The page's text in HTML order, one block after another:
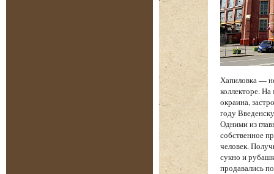
Хапиловка —
коллекторе.
окраина,
году
Одними из
собственное
человек.
сукно и
продавались